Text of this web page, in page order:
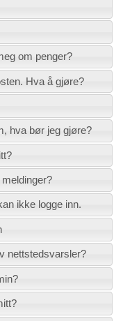
om penger?
Hva å gjøre?
hva bør jeg gjøre?
ikke logge inn.
nettstedsvarsler?